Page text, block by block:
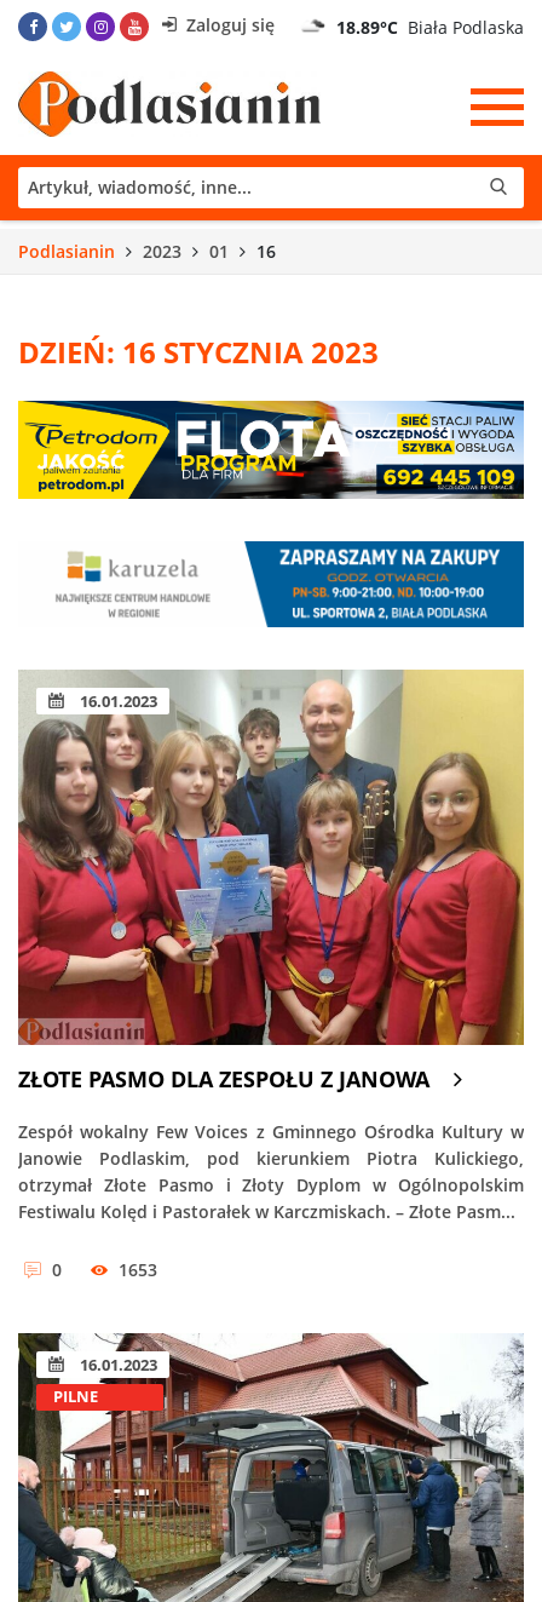
Zaloguj się 18.89°C Biała Podlaska
Podlasianin 2023 01 16
DZIEŃ: 16 STYCZNIA 2023
16.01.2023
ZŁOTE PASMO DLA ZESPOŁU Z JANOWA
Zespół wokalny Few Voices z Gminnego Ośrodka Kultury w
Janowie Podlaskim, pod kierunkiem Piotra Kulickiego,
otrzymał Złote Pasmo i Złoty Dyplom w Ogólnopolskim
Festiwalu Kolęd i Pastorałek w Karczmiskach. – Złote Pasm...
0 1653
16.01.2023
PILNE